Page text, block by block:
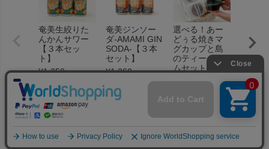
奄美生絞りた
んかんサワー
【３本セッ
ト】
¥1,350（税込）
奄美ジンソー
ダ-AMAMI GIN
SODA-【３本
セット】
¥1,260（税込）
選べる！あー
どぅる焼きマ
グカップと島
のティータイ
ムセット
¥5,100（税込）
イボ
セット
¥2,900